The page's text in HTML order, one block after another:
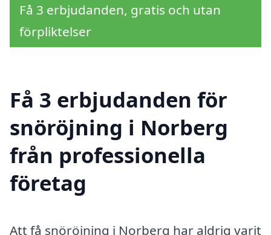
Få 3 erbjudanden, gratis och utan
förpliktelser
Få 3 erbjudanden för
snöröjning i Norberg
från professionella
företag
Att få snöröjning i Norberg har aldrig varit